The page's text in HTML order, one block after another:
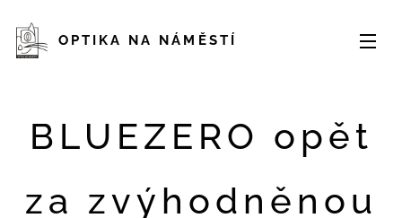
OPTIKA NA NÁMĚSTÍ
BLUEZERO opět
za zvýhodněnou